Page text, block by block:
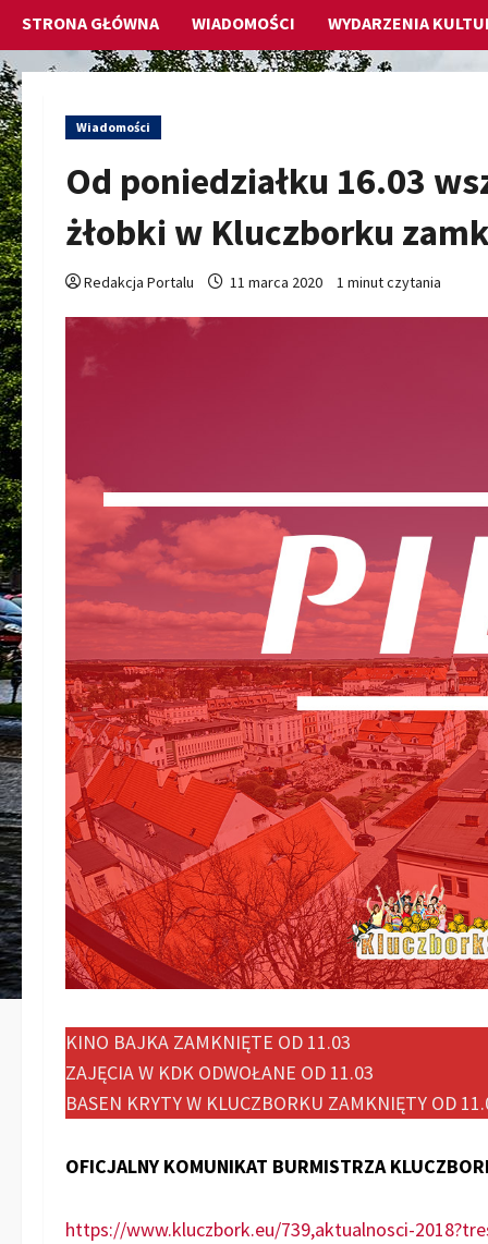
STRONA GŁÓWNA WIADOMOŚCI WYDARZENIA
Wiadomości
Od poniedziałku 16.03
żłobki w Kluczborku
Redakcja Portalu 11 marca 2020 1 minut czytania
KINO BAJKA ZAMKNIĘTE OD 11.03
ZAJĘCIA W KDK ODWOŁANE OD 11.03
BASEN KRYTY W KLUCZBORKU ZAMKNIĘTY OD
OFICJALNY KOMUNIKAT BURMISTRZA
https://www.kluczbork.eu/739,aktualnosci-